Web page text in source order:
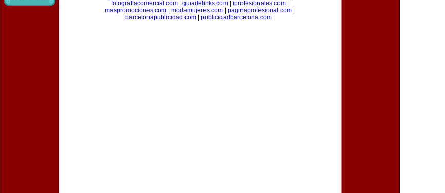
fotografiacomercial.com
guiadelinks.com iprofesionales.com
maspromociones.com
modamujeres.com paginaprofesional.com
barcelonapublicidad.com| publicidadbarcelona.com|